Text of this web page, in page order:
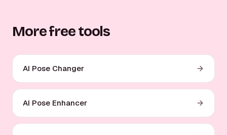
More free tools
AI Pose Changer
AI Pose Enhancer